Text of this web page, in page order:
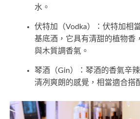
水。
伏特加（Vodka）：伏特加相
基底酒，它具有清甜的植物香
與木質調香氣。
琴酒（Gin）：琴酒的香氣辛
清冽爽朗的感覺，相當適合搭